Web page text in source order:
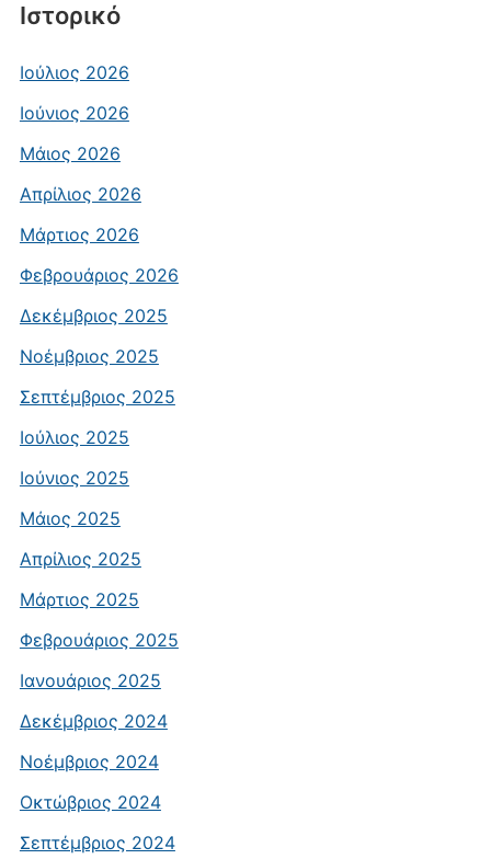
Ιστορικό
Ιούλιος 2026
Ιούνιος 2026
Μάιος 2026
Απρίλιος 2026
Μάρτιος 2026
Φεβρουάριος 2026
Δεκέμβριος 2025
Νοέμβριος 2025
Σεπτέμβριος 2025
Ιούλιος 2025
Ιούνιος 2025
Μάιος 2025
Απρίλιος 2025
Μάρτιος 2025
Φεβρουάριος 2025
Ιανουάριος 2025
Δεκέμβριος 2024
Νοέμβριος 2024
Οκτώβριος 2024
Σεπτέμβριος 2024